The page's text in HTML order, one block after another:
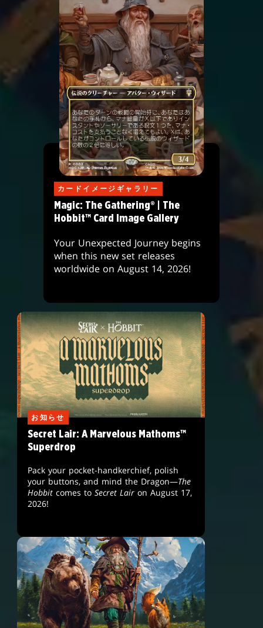
カードイメージギャラリー
Magic: The Gathering® | The
Hobbit™ Card Image Gallery
Your Unexpected Journey begins
when this new set releases
worldwide on August 14, 2026!
お知らせ
Secret Lair: A Marvelous Mathoms™
Superdrop
Pack your pocket-handkerchief, polish
your buttons, and mind the Dragon—The
Hobbit comes toSecret Lair on August 17,
2026!